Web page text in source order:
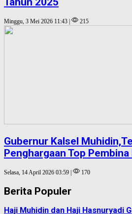
Minggu, 3 Mei 2026 11:43 | 215
Gubernur Kalsel
Penghargaan Top Pembina
Selasa, 14 April 2026 03:59 | 170
Berita Populer
Haji Muhidin dan Haji Hasnuryadi